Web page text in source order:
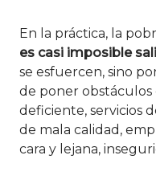
En la práctica, la
es casi imposible
se esfuercen, sino
de poner obstáculos
deficiente, servicios
de mala calidad,
cara y lejana,